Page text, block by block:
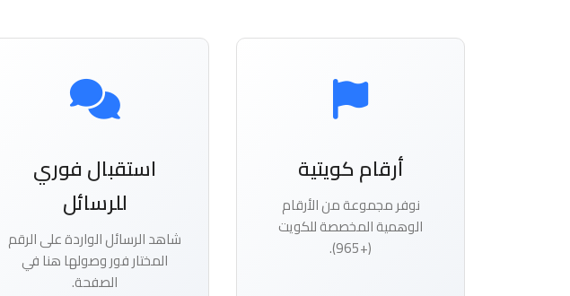
أرقام كويتية
نوفر مجموعة من الأرقام
الوهمية المخصصة للكويت
(+965).
استقبال فوري
للرسائل
شاهد الرسائل الواردة على الرقم
المختار فور وصولها هنا في
الصفحة.